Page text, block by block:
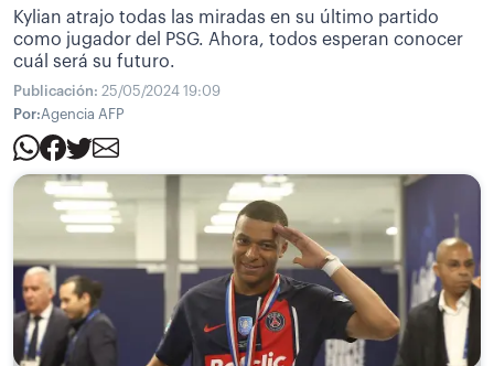
Kylian atrajo todas las miradas en su último partido
como jugador del PSG. Ahora, todos esperan conocer
cuál será su futuro.
Publicación: 25/05/2024 19:09
Por:Agencia AFP